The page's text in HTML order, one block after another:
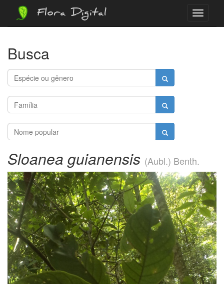
Menu
Flora Digital
Busca
Sloanea guianensis (Aubl.) Benth.